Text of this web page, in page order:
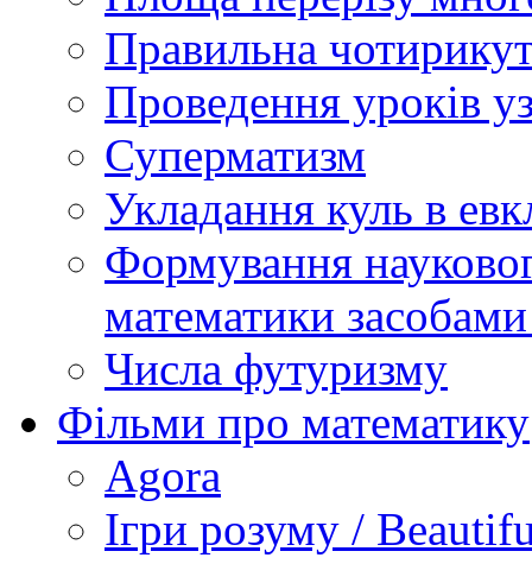
Правильна
Проведення уроків
Суперматизм
Укладання куль в
Формування
математики
Числа футуризму
Фільми про математику
Agora
Ігри розуму /